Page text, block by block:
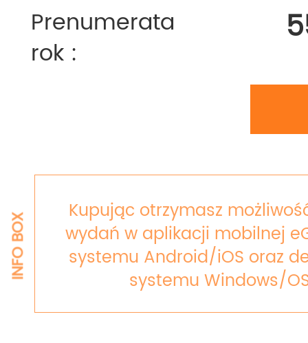
Prenumerata
rok :
INFO BOX
Kupując otrzymasz
wydań w aplikacji mobilnej
systemu Android/iOS oraz
systemu Windows/